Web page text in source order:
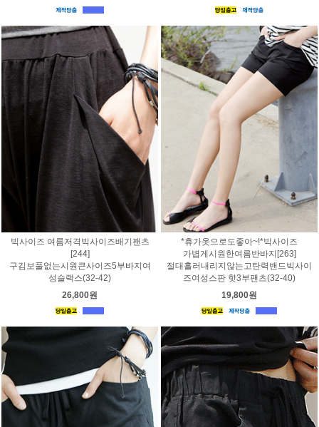
빅사이즈 여름저격빅사이즈배기팬츠
[244]
구김보풀없는시원큰사이즈5부바지여
성슬랙스(32-42)
26,800원
*휴가옷으로도좋아~!*빅사이즈
가볍게시원한여름반바지[263]
절대흘러내리지않는고탄력밴드빅사이
즈여성스판 핫3부팬츠(32-40)
19,800원